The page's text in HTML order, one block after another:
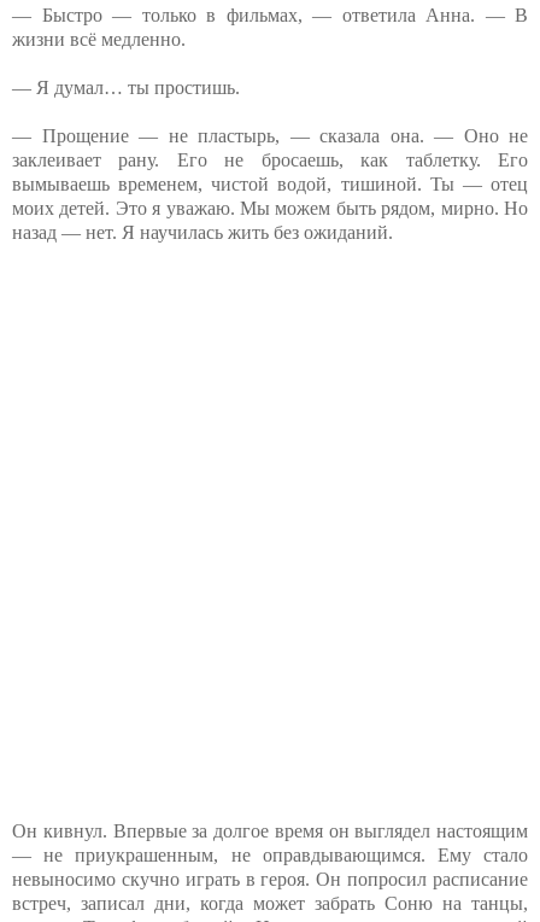
— Быстро — только в фильмах, — ответила Анна. — В
жизни всё медленно.
— Я думал… ты простишь.
— Прощение — не пластырь, — сказала она. — Оно не
заклеивает рану. Его не бросаешь, как таблетку. Его
вымываешь временем, чистой водой, тишиной. Ты — отец
моих детей. Это я уважаю. Мы можем быть рядом, мирно. Но
назад — нет. Я научилась жить без ожиданий.
Он кивнул. Впервые за долгое время он выглядел настоящим
— не приукрашенным, не оправдывающимся. Ему стало
невыносимо скучно играть в героя. Он попросил расписание
встреч, записал дни, когда может забрать Соню на танцы,